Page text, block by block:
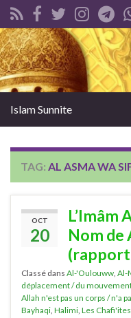
Search for:
Islam Sunnite
TAG: AL ASMA WA
OCT
20
L’Imâm
Nom de
Classé dans Al-'Oulouww Al-
déplacement / du
Allah n'est pas un corps / n'a
Bayhaqi Halimi Les Chafi'ites